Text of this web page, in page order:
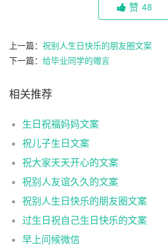
赞 48
上一篇： 祝别人生日快乐的朋友圈文案
下一篇： 给毕业同学的赠言
相关推荐
生日祝福妈妈文案
祝儿子生日文案
祝大家天天开心的文案
祝别人友谊久久的文案
祝别人生日快乐的朋友圈文案
过生日祝自己生日快乐的文案
早上问候微信